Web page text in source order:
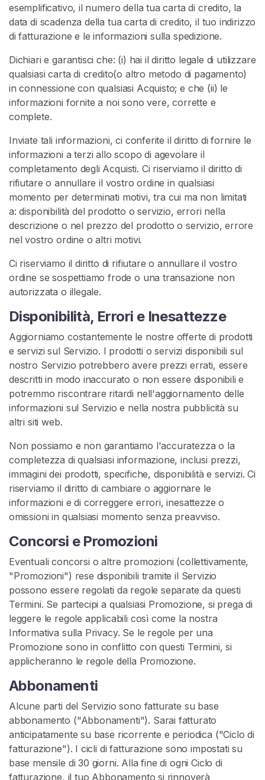
esemplificativo, il numero della tua carta di credito, la
data di scadenza della tua carta di credito, il tuo indirizzo
di fatturazione e le informazioni sulla spedizione.
Dichiari e garantisci che: (i) hai il diritto legale di utilizzare
qualsiasi carta di credito(o altro metodo di pagamento)
in connessione con qualsiasi Acquisto; e che (ii) le
informazioni fornite a noi sono vere, corrette e
complete.
Inviate tali informazioni, ci conferite il diritto di fornire le
informazioni a terzi allo scopo di agevolare il
completamento degli Acquisti. Ci riserviamo il diritto di
rifiutare o annullare il vostro ordine in qualsiasi
momento per determinati motivi, tra cui ma non limitati
a: disponibilità del prodotto o servizio, errori nella
descrizione o nel prezzo del prodotto o servizio, errore
nel vostro ordine o altri motivi.
Ci riserviamo il diritto di rifiutare o annullare il vostro
ordine se sospettiamo frode o una transazione non
autorizzata o illegale.
Disponibilità, Errori e Inesattezze
Aggiorniamo costantemente le nostre offerte di prodotti
e servizi sul Servizio. I prodotti o servizi disponibili sul
nostro Servizio potrebbero avere prezzi errati, essere
descritti in modo inaccurato o non essere disponibili e
potremmo riscontrare ritardi nell'aggiornamento delle
informazioni sul Servizio e nella nostra pubblicità su
altri siti web.
Non possiamo e non garantiamo l'accuratezza o la
completezza di qualsiasi informazione, inclusi prezzi,
immagini dei prodotti, specifiche, disponibilità e servizi. Ci
riserviamo il diritto di cambiare o aggiornare le
informazioni e di correggere errori, inesattezze o
omissioni in qualsiasi momento senza preavviso.
Concorsi e Promozioni
Eventuali concorsi o altre promozioni (collettivamente,
"Promozioni") rese disponibili tramite il Servizio
possono essere regolati da regole separate da questi
Termini. Se partecipi a qualsiasi Promozione, si prega di
leggere le regole applicabili così come la nostra
Informativa sulla Privacy. Se le regole per una
Promozione sono in conflitto con questi Termini, si
applicheranno le regole della Promozione.
Abbonamenti
Alcune parti del Servizio sono fatturate su base
abbonamento ("Abbonamenti"). Sarai fatturato
anticipatamente su base ricorrente e periodica ("Ciclo di
fatturazione"). I cicli di fatturazione sono impostati su
base mensile di 30 giorni. Alla fine di ogni Ciclo di
fatturazione, il tuo Abbonamento si rinnoverà
E
s
l
o
r
a
V
n
d
i
t
o
r
i
C
o
n
e
n
u
t
o
D
e
l
r
e
s
e
r
v
a
t
i
v
o
P
r
e
s
r
v
a
t
i
v
i